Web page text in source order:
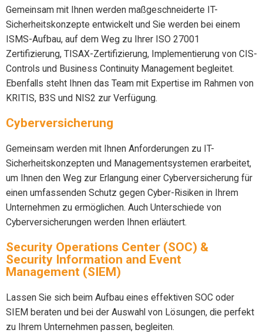
Gemeinsam mit Ihnen werden maßgeschneiderte IT-
Sicherheitskonzepte entwickelt und Sie werden bei einem
ISMS-Aufbau, auf dem Weg zu Ihrer ISO 27001
Zertifizierung, TISAX-Zertifizierung, Implementierung von CIS-
Controls und Business Continuity Management begleitet.
Ebenfalls steht Ihnen das Team mit Expertise im Rahmen von
KRITIS, B3S und NIS2 zur Verfügung.
Cyberversicherung
Gemeinsam werden mit Ihnen Anforderungen zu IT-
Sicherheitskonzepten und Managementsystemen erarbeitet,
um Ihnen den Weg zur Erlangung einer Cyberversicherung für
einen umfassenden Schutz gegen Cyber-Risiken in Ihrem
Unternehmen zu ermöglichen. Auch Unterschiede von
Cyberversicherungen werden Ihnen erläutert.
Security Operations Center (SOC) &
Security Information and Event
Management (SIEM)
Lassen Sie sich beim Aufbau eines effektiven SOC oder
SIEM beraten und bei der Auswahl von Lösungen, die perfekt
zu Ihrem Unternehmen passen, begleiten.